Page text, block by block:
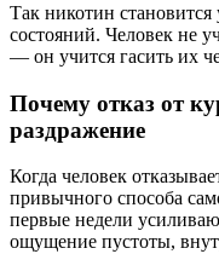
Так никотин
состояний. Человек не
— он учится гасить их
Почему отказ от
раздражение
Когда человек
привычного способа
первые недели
ощущение пустоты,